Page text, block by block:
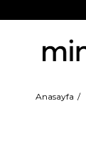
Anasayfa